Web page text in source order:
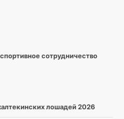
сотрудничество
лошадей 2026